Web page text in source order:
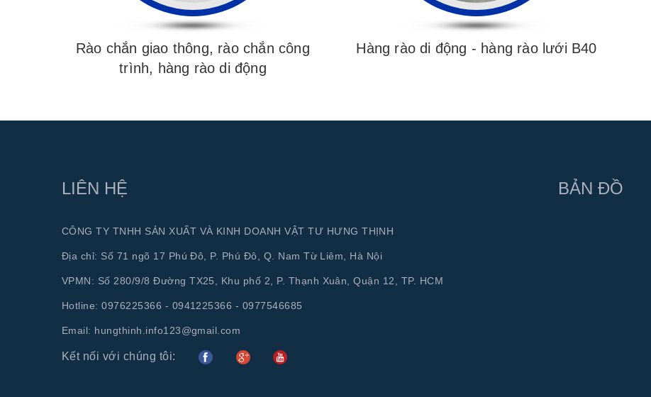
Rào chắn giao thông, rào chắn công
trình, hàng rào di động
Hàng rào di động - hàng rào lưới B40
LIÊN HỆ
CÔNG TY TNHH SẢN XUẤT VÀ KINH DOANH VẬT TƯ HƯNG THỊNH
Địa chỉ: Số 71 ngõ 17 Phú Đô, P. Phú Đô, Q. Nam Từ Liêm, Hà Nội
VPMN: Số 280/9/8 Đường TX25, Khu phố 2, P. Thạnh Xuân, Quận 12, TP. HCM
Hotline:0976225366 - 0941225366 - 0977546685
Email: hungthinh.info123@gmail.com
Kết nối với chúng tôi:
BẢN ĐỒ